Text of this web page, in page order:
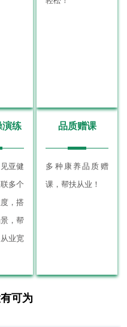
演练
亚健
多个
，搭
，帮
业宽
品质赠课
多种康养品质赠
课，帮扶从业！
可为